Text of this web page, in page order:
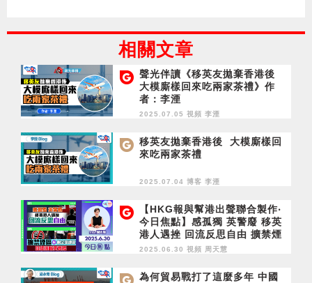
相關文章
聲光伴讀《移英友拋棄香港後
大模廝樣回來吃兩家茶禮》作
者：李湮
2025.07.05 視頻 李湮
移英友拋棄香港後 大模廝樣回
來吃兩家茶禮
2025.07.04 博客 李湮
【HKG報與幫港出聲聯合製作‧
今日焦點】感孤獨 英警廢 移英
港人遇挫 回流反思自由 擴禁煙
區較劃定吸煙區 目標清晰更實
2025.06.30 視頻 周天慧
為何貿易戰打了這麼多年 中國